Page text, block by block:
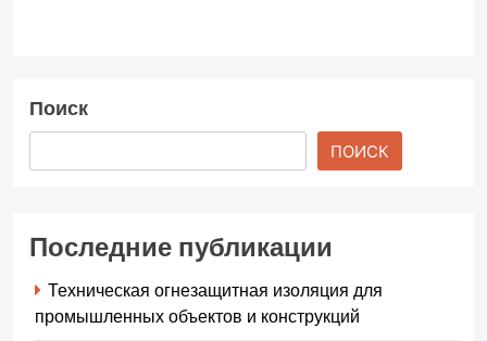
Поиск
ПОИСК
Последние публикации
Техническая огнезащитная изоляция для
промышленных объектов и конструкций